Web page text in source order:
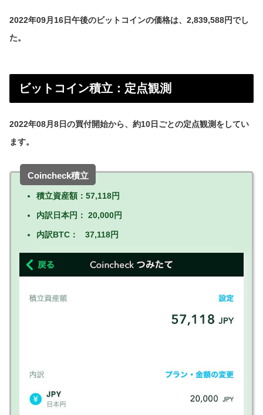
2022年09月16日午後のビットコインの価格は、2,839,588円でし
た。
ビットコイン積立：定点観測
2022年08月8日の買付開始から、約10日ごとの定点観測をしてい
ます。
Coincheck積立
積立資産額：57,118円
内訳日本円： 20,000円
内訳BTC： 37,118円